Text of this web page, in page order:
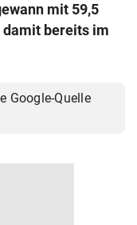
mit 59,5
damit bereits im
Google-Quelle